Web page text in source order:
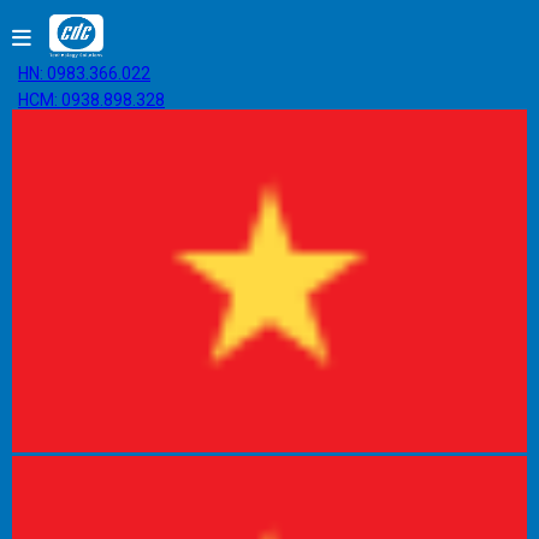
HN: 0983.366.022
HCM: 0938.898.328